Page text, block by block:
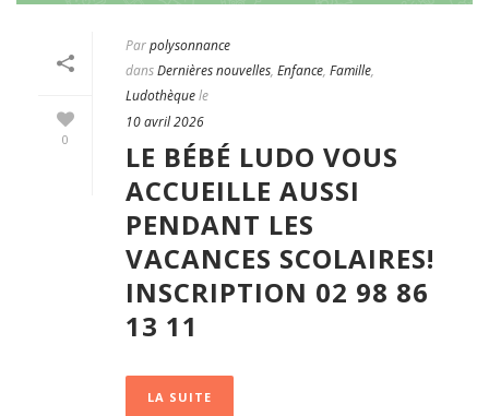
0
Parpolysonnance
dansDernières nouvelles, Enfance, Famille,
Ludothèquele
10 avril 2026
LE BÉBÉ LUDO VOUS
ACCUEILLE AUSSI
PENDANT LES
VACANCES SCOLAIRES!
INSCRIPTION 02 98 86
13 11
LA SUITE